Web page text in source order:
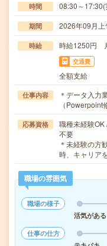
時間 08:30～
期間 2026年09月
時給 時給1250円
交通費
全額支給
仕事内容
＊データ入力
（
応募資格
職種未経験OK
不要
＊未経験の方
時、キャリア
職場の雰囲気
職場の様子
活気がある
仕事の仕方